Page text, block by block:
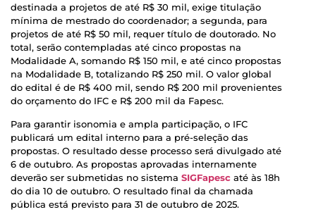
destinada a projetos de até R$ 30 mil, exige titulação
mínima de mestrado do coordenador; a segunda, para
projetos de até R$ 50 mil, requer título de doutorado. No
total, serão contempladas até cinco propostas na
Modalidade A, somando R$ 150 mil, e até cinco propostas
na Modalidade B, totalizando R$ 250 mil. O valor global
do edital é de R$ 400 mil, sendo R$ 200 mil provenientes
do orçamento do IFC e R$ 200 mil da Fapesc.
Para garantir isonomia e ampla participação, o IFC
publicará um edital interno para a pré-seleção das
propostas. O resultado desse processo será divulgado até
6 de outubro. As propostas aprovadas internamente
deverão ser submetidas no sistema SIGFapesc até às 18h
do dia 10 de outubro. O resultado final da chamada
pública está previsto para 31 de outubro de 2025.